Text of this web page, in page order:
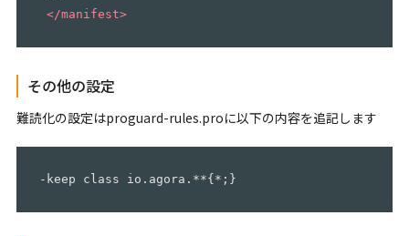
</manifest>
その他の設定
難読化の設定はproguard-rules.proに以下の内容を追記します